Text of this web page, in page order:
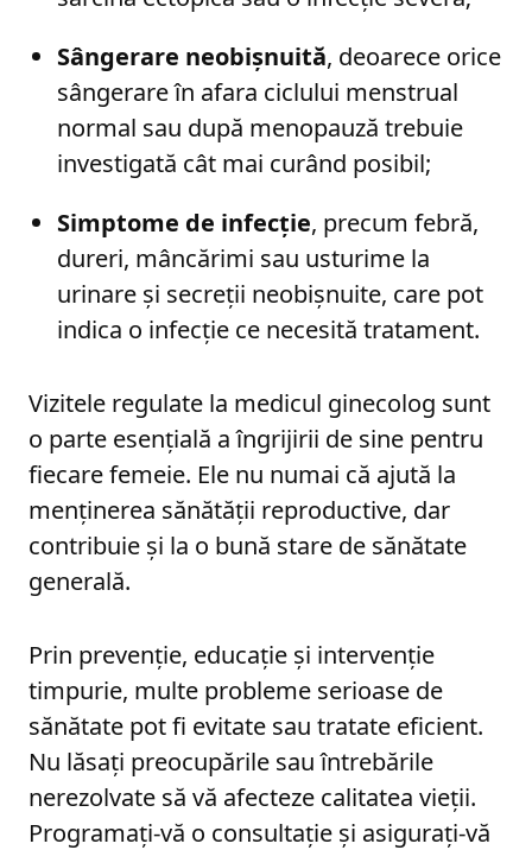
Sângerare neobișnuită, deoarece orice
sângerare în afara ciclului menstrual
normal sau după menopauză trebuie
investigată cât mai curând posibil;
Simptome de infecție, precum febră,
dureri, mâncărimi sau usturime la
urinare și secreții neobișnuite, care pot
indica o infecție ce necesită tratament.
Vizitele regulate la medicul ginecolog sunt
o parte esențială a îngrijirii de sine pentru
fiecare femeie. Ele nu numai că ajută la
menținerea sănătății reproductive, dar
contribuie și la o bună stare de sănătate
generală.
Prin prevenție, educație și intervenție
timpurie, multe probleme serioase de
sănătate pot fi evitate sau tratate eficient.
Nu lăsați preocupările sau întrebările
nerezolvate să vă afecteze calitatea vieții.
Programați-vă o consultație și asigurați-vă